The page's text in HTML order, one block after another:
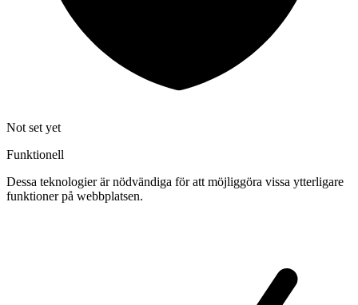
Not set yet
Funktionell
Dessa teknologier är nödvändiga för att möjliggöra vissa ytterligare
funktioner på webbplatsen.